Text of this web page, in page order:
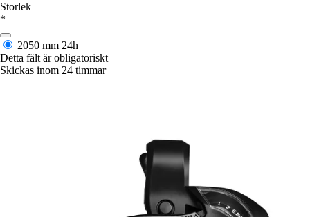
Storlek
*
2050 mm 24h
Detta fält är obligatoriskt
Skickas inom 24 timmar